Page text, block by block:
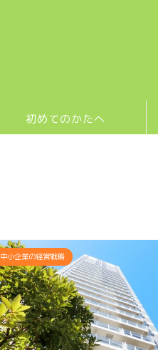
初めてのかたへ
中小企業の経営戦略